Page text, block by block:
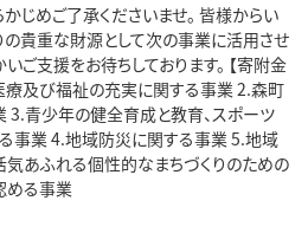
じめご了承くださいませ。 皆様からい
の貴重な財源として次の事業に活用させ
ご支援をお待ちしております。 【寄附金
療及び福祉の充実に関する事業 2.森町
青少年の健全育成と教育、スポーツ
事業 4.地域防災に関する事業 5.地域
あふれる個性的なまちづくりのための
める事業